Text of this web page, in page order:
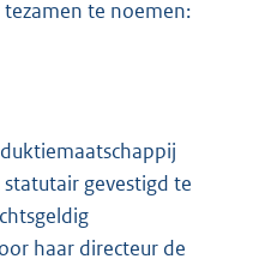
K
te noemen:
gevestigd te
haar directeur de